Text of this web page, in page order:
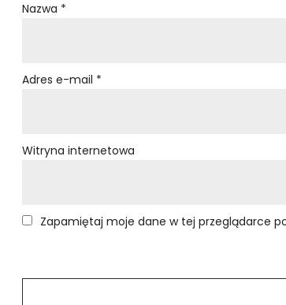
Nazwa *
Adres e-mail *
Witryna internetowa
Zapamiętaj moje dane w tej przeglądarce